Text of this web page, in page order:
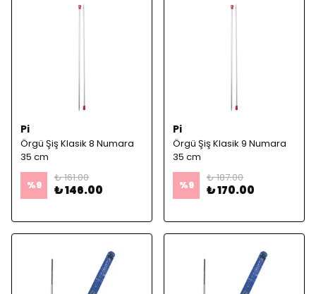
Pi
Örgü Şiş Klasik 8 Numara
35 cm
%9
₺ 161.00
₺ 146.00
Pi
Örgü Şiş Klasik 9 Numara
35 cm
%9
₺ 187.00
₺ 170.00